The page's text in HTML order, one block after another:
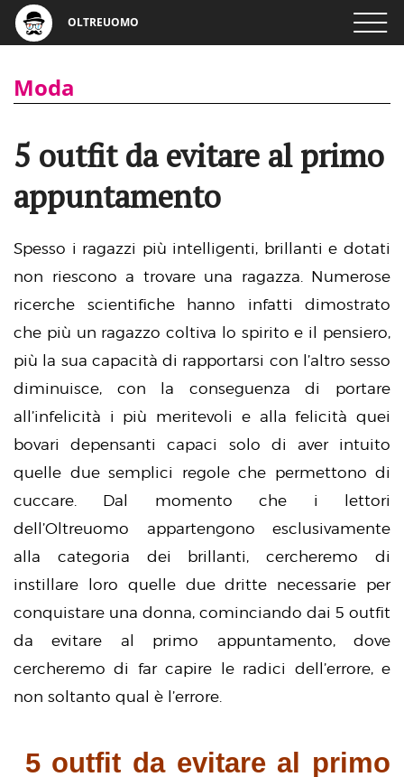
OLTREUOMO
Moda
5 outfit da evitare al primo
appuntamento
Spesso i ragazzi più intelligenti, brillanti e dotati
non riescono a trovare una ragazza. Numerose
ricerche scientifiche hanno infatti dimostrato
che più un ragazzo coltiva lo spirito e il pensiero,
più la sua capacità di rapportarsi con l’altro sesso
diminuisce, con la conseguenza di portare
all’infelicità i più meritevoli e alla felicità quei
bovari depensanti capaci solo di aver intuito
quelle due semplici regole che permettono di
cuccare. Dal momento che i lettori
dell’Oltreuomo appartengono esclusivamente
alla categoria dei brillanti, cercheremo di
instillare loro quelle due dritte necessarie per
conquistare una donna, cominciando dai 5 outfit
da evitare al primo appuntamento, dove
cercheremo di far capire le radici dell’errore, e
non soltanto qual è l’errore.
5 outfit da evitare al primo